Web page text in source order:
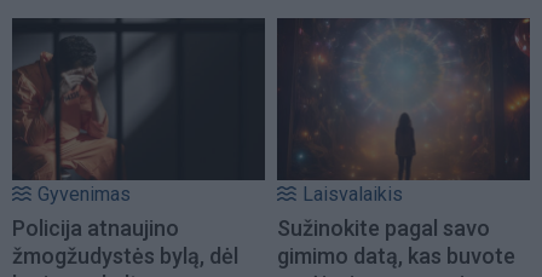
Gyvenimas
Policija atnaujino
žmogžudystės bylą, dėl
Laisvalaikis
Sužinokite pagal savo
gimimo datą, kas buvote